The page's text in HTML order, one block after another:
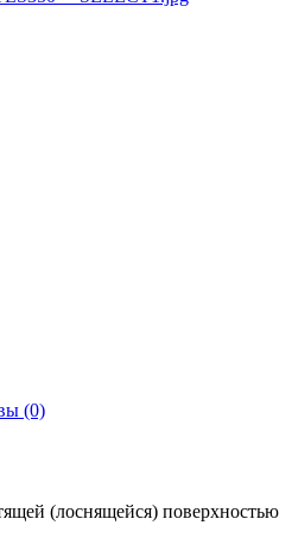
(0)
(лоснящейся) поверхностью